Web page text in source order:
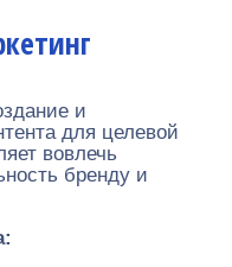
и
для целевой
вовлечь
бренду и